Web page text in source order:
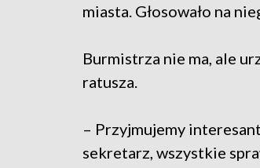
miasta. Głosowało na
Burmistrza nie ma, ale
ratusza.
– Przyjmujemy
sekretarz, wszystkie